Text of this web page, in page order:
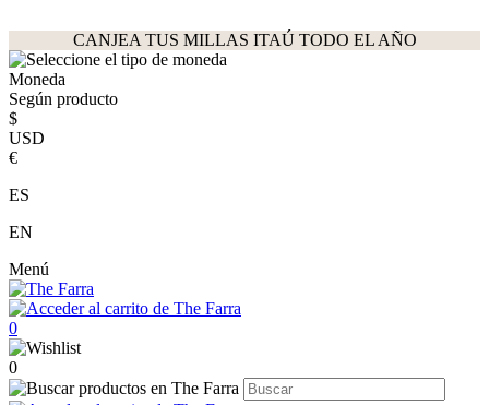
CANJEA TUS MILLAS ITAÚ TODO EL AÑO
Moneda
Según producto
$
USD
€
ES
EN
Menú
0
0